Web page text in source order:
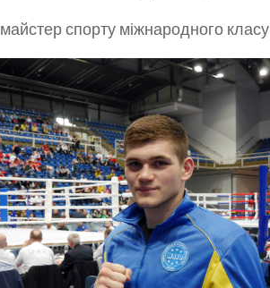
майстер спорту міжнародного класу